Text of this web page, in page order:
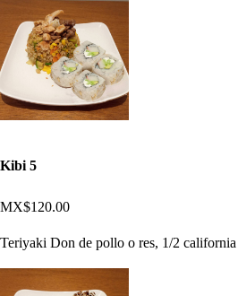
Kibi 5
MX$120.00
Teriyaki Don de pollo o res, 1/2